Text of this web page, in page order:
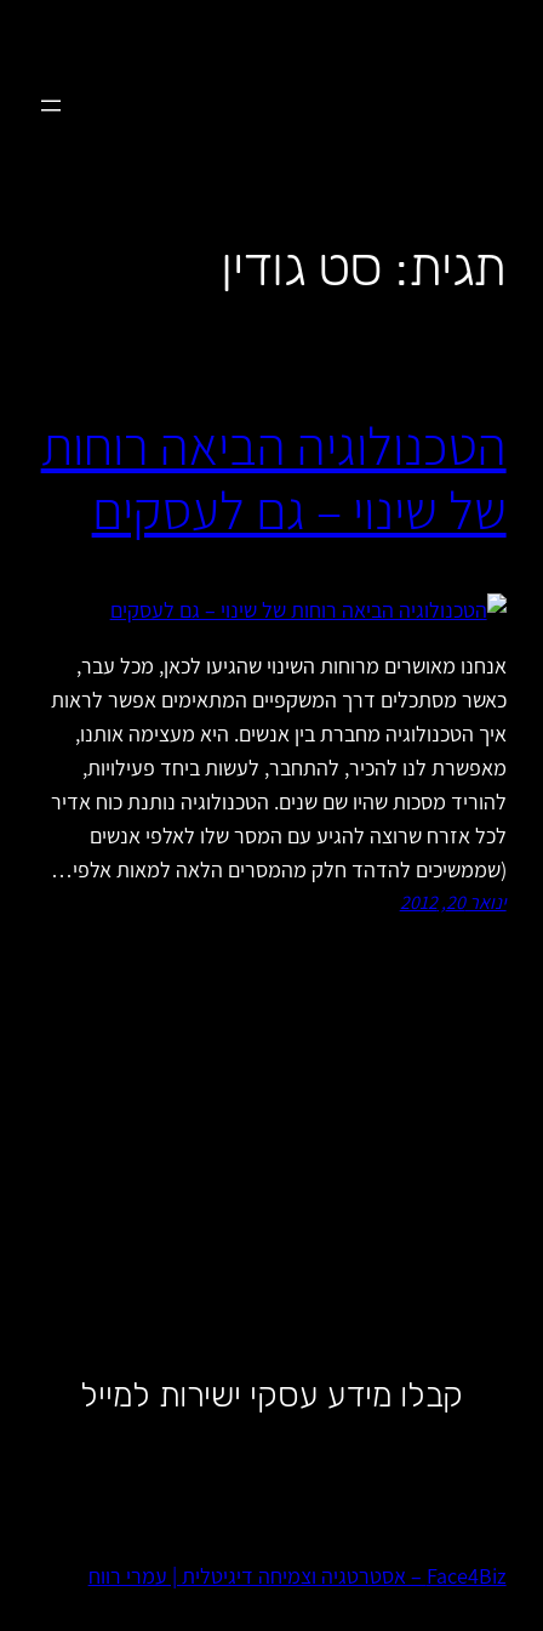
תגית: סט גודין
הטכנולוגיה הביאה רוחות
של שינוי – גם לעסקים
אנחנו מאושרים מרוחות השינוי שהגיעו לכאן, מכל עבר,
כאשר מסתכלים דרך המשקפיים המתאימים אפשר לראות
איך הטכנולוגיה מחברת בין אנשים. היא מעצימה אותנו,
מאפשרת לנו להכיר, להתחבר, לעשות ביחד פעילויות,
להוריד מסכות שהיו שם שנים. הטכנולוגיה נותנת כוח אדיר
לכל אזרח שרוצה להגיע עם המסר שלו לאלפי אנשים
(שממשיכים להדהד חלק מהמסרים הלאה למאות אלפי…
ינואר 20, 2012
קבלו מידע עסקי ישירות למייל
Face4Biz – אסטרטגיה וצמיחה דיגיטלית | עמרי רווח